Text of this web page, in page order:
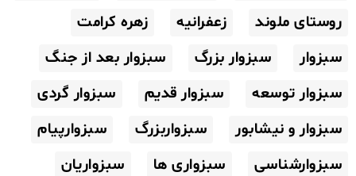
روستای ملوند زعفرانیه
زهره کرامت
سبزوار
سبزوار بزرگ
سبزوار بعد از جنگ
سبزوار توسعه
سبزوار قدیم
سبزوار گردی
سبزوار و نیشابور
سبزواربزرگ
سبزوارپیام
سبزوارشناسی
سبزواری ها
سبزواریان